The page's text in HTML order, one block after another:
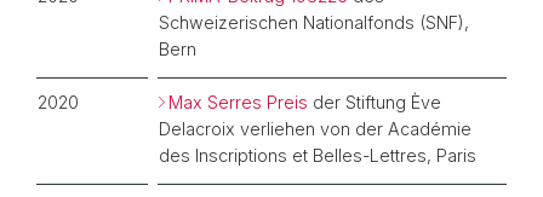
Schweizerischen Nationalfonds (SNF),
Bern
2020 Max Serres Preis der Stiftung Ève
Delacroix verliehen von der Académie
des Inscriptions et Belles-Lettres, Paris